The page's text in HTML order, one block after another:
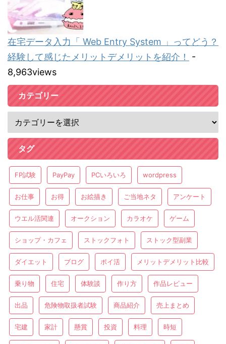
在宅データ入力「 Web Entry System 」ってどう？
経験して感じたメリットデメリットを紹介！
-
8,963views
カテゴリー
タグ
FP試験 PayPay PCいろいろ wordpress
お仕事 お得 お絵描き ご当地ネタ アンケート
ウエル活関連 オークション カラオケ ゲーム
ショップ・カフェ ストックフォト ストック型副業
ダイエット ブログ ポイ活 メリットデメリット比較
乗り物 住宅 体験談 作り方 作品レビュー
出品 危険物取扱者試験 商品紹介 売上まとめ
宅建 家計 懸賞 投資 料理 時短